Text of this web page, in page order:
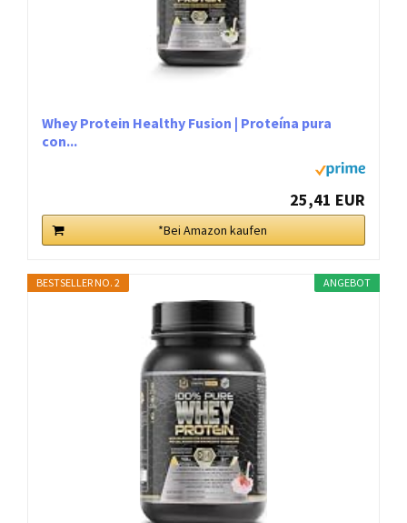
Whey Protein Healthy Fusion | Proteína pura
con...
25,41 EUR
*Bei Amazon kaufen
ANGEBOT
BESTSELLER NO. 2